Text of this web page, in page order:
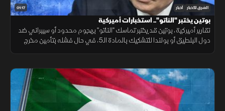
01:17 الشرق للأخبار أخبار
بوتين يختبر "الناتو".. استخبارات أميركية
تقارير أميركية، بوتين قد يختبر تماسك "الناتو" بهجوم محدود أو سيبراني ضد
دول البلطيق أو بولندا للتشكيك بالمادة الـ5، في حال فشله بتأمين مخرج